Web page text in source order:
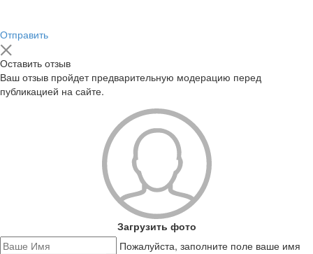
Отправить
Оставить отзыв
Ваш отзыв пройдет предварительную модерацию перед
публикацией на сайте.
Загрузить фото
Пожалуйста, заполните поле ваше имя